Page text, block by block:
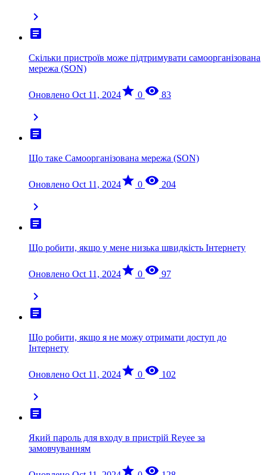
chevron_right
article
Скільки пристроїв може підтримувати самоорганізована
мережа (SON)
Оновлено Oct 11, 2024star 0 visibility 83
chevron_right
article
Що таке Самоорганізована мережа (SON)
Оновлено Oct 11, 2024star 0 visibility 204
chevron_right
article
Що робити, якщо у мене низька швидкість Інтернету
Оновлено Oct 11, 2024star 0 visibility 97
chevron_right
article
Що робити, якщо я не можу отримати доступ до
Інтернету
Оновлено Oct 11, 2024star 0 visibility 102
chevron_right
article
Який пароль для входу в пристрій Reyee за
замовчуванням
star visibility